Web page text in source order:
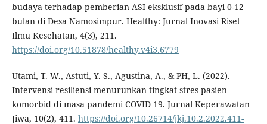
budaya terhadap pemberian ASI eksklusif pada bayi 0-12
bulan di Desa Namosimpur. Healthy: Jurnal Inovasi Riset
Ilmu Kesehatan, 4(3), 211.
https://doi.org/10.51878/healthy.v4i3.6779
Utami, T. W., Astuti, Y. S., Agustina, A., & PH, L. (2022).
Intervensi resiliensi menurunkan tingkat stres pasien
komorbid di masa pandemi COVID 19. Jurnal Keperawatan
Jiwa, 10(2), 411. https://doi.org/10.26714/jkj.10.2.2022.411-